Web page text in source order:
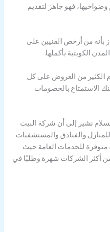
فهو جاهز لتقديم
بأنه من أرخص الفنيين على
الكويتية بأكملها.
من العروض على كل
الاستمتاع بالخصومات
نشير إلى أن شركة البيت
والفنادق والمستشفيات
للخدمات العامة حيث
من أكثر الشركات شهرة وطلبًا في